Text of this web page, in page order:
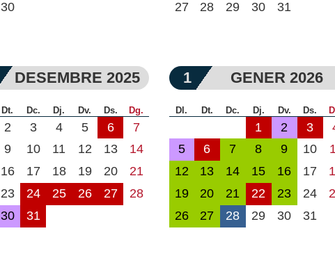
30
27
28 29 30 31
DESEMBRE 2025
Dt. Dc. Dj. Dv. Ds. Dg.
2 3 4 5 6
7
9 10 11 12 13
14
16 17 18 19 20
21
23 24 25 26 27
28
30 31
1 GENER 2026
Dl. Dt. Dc. Dj. Dv. Ds.
1 2 3
5
6 7 8 9 10
12
13 14 15 16 17
19
20 21 22 23 24
26
27 28 29 30 31